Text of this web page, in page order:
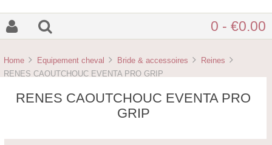
0 - €0.00
Home Equipement cheval Bride & accessoires
Reines
RENES CAOUTCHOUC EVENTA PRO GRIP
RENES CAOUTCHOUC EVENTA PRO
GRIP